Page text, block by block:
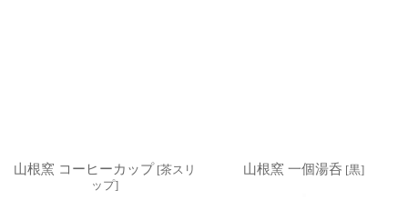
山根窯 コーヒーカップ [茶スリ
ップ]
山根窯 一個湯呑 [黒]